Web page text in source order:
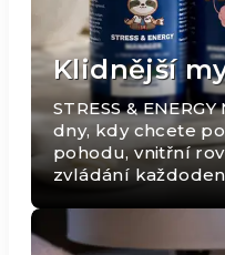
Klidnější
STRESS &
dny, kdy chcete
pohodu, vnitřní
zvládání